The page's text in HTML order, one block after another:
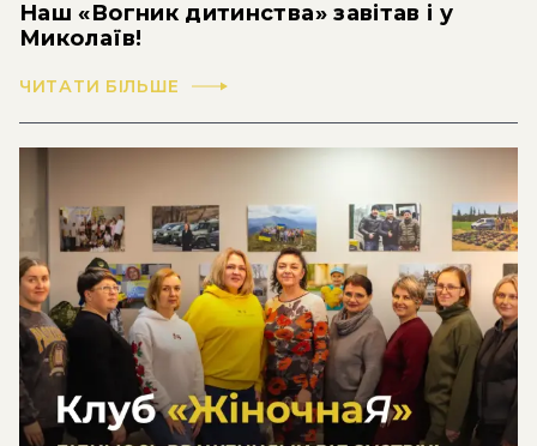
Наш «Вогник дитинства» завітав і у
Миколаїв!
ЧИТАТИ БІЛЬШЕ